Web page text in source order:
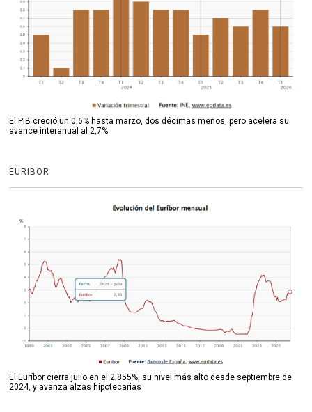
El PIB creció un 0,6% hasta marzo, dos décimas menos, pero acelera su
avance interanual al 2,7%
EURIBOR
El Euríbor cierra julio en el 2,855%, su nivel más alto desde septiembre de
2024, y avanza alzas hipotecarias